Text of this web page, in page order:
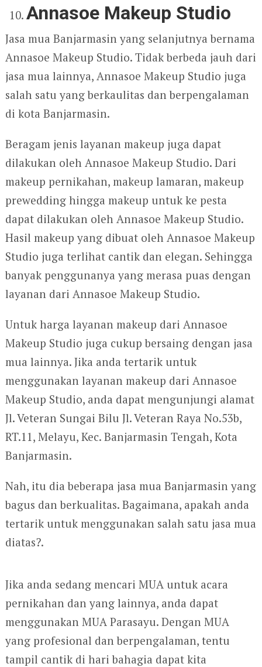
Annasoe Makeup Studio
Jasa mua Banjarmasin yang selanjutnya bernama
Annasoe Makeup Studio. Tidak berbeda jauh dari
jasa mua lainnya, Annasoe Makeup Studio juga
salah satu yang berkaulitas dan berpengalaman
di kota Banjarmasin.
Beragam jenis layanan makeup juga dapat
dilakukan oleh Annasoe Makeup Studio. Dari
makeup pernikahan, makeup lamaran, makeup
prewedding hingga makeup untuk ke pesta
dapat dilakukan oleh Annasoe Makeup Studio.
Hasil makeup yang dibuat oleh Annasoe Makeup
Studio juga terlihat cantik dan elegan. Sehingga
banyak penggunanya yang merasa puas dengan
layanan dari Annasoe Makeup Studio.
Untuk harga layanan makeup dari Annasoe
Makeup Studio juga cukup bersaing dengan jasa
mua lainnya. Jika anda tertarik untuk
menggunakan layanan makeup dari Annasoe
Makeup Studio, anda dapat mengunjungi alamat
Jl. Veteran Sungai Bilu Jl. Veteran Raya No.53b,
RT.11, Melayu, Kec. Banjarmasin Tengah, Kota
Banjarmasin.
Nah, itu dia beberapa jasa mua Banjarmasin yang
bagus dan berkualitas. Bagaimana, apakah anda
tertarik untuk menggunakan salah satu jasa mua
diatas?.
Jika anda sedang mencari MUA untuk acara
pernikahan dan yang lainnya, anda dapat
menggunakan MUA Parasayu. Dengan MUA
yang profesional dan berpengalaman, tentu
tampil cantik di hari bahagia dapat kita